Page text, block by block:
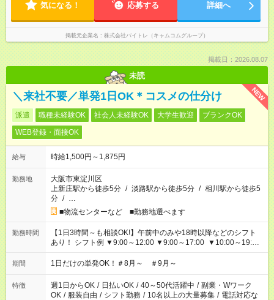
気になる！ 応募する 詳細へ
掲載元企業名 株式会社バイトレ（キャムコムグループ）
掲載日：2026.08.07
未読
NEW
＼来社不要／単発1日OK＊コスメの仕分け
派遣 職種未経験OK 社会人未経験OK 大学生歓迎
ブランクOK
WEB登録・面接OK
給与 時給1,500円～1,875円
勤務地
大阪市東淀川区
上新庄駅から徒歩5分 / 淡路駅から徒歩5分 / 相川駅から徒歩5
分 / …
■物流センターなど ■勤務地選べます
勤務時間
【1日3時間～も相談OK!】午前中のみや18時以降などのシフト
あり！ シフト例 ▼9:00～12:00 ▼9:00～17:00 ▼10:00～19:00
▼18:00～21:00
期間 1日だけの単発OK！＃8月～ ＃9月～
特徴 週1日からOK / 日払いOK / 40～50代活躍中 / 副業・Wワーク
OK / 服装自由 / シフト勤務 / 10名以上の大量募集 / 電話対応な